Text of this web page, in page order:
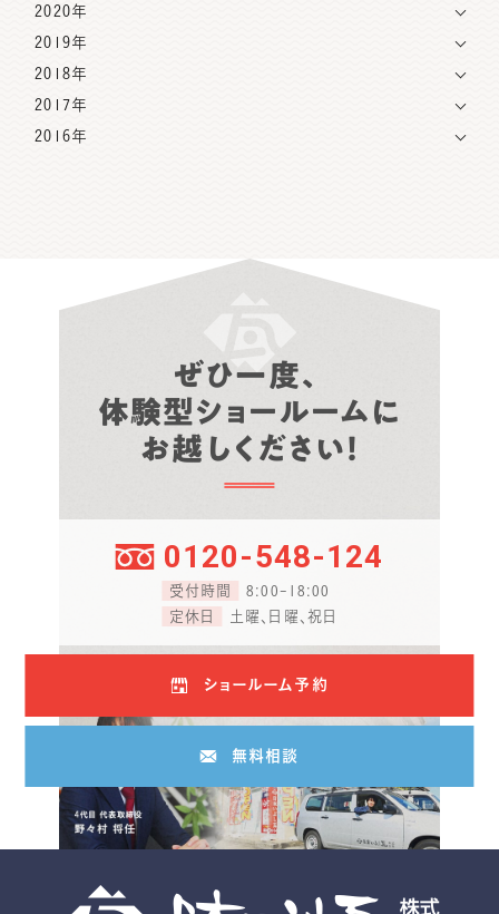
2020年
2019年
2018年
2017年
2016年
ぜひ一度、
体験型ショールームに
お越しください！
0120-548-124
受付時間
8:00-18:00
定休日
土曜、日曜、祝日
ショールーム予約
無料相談